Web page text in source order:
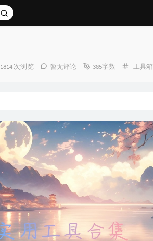
1814 次浏览 暂无评论 385字数
分
工具箱